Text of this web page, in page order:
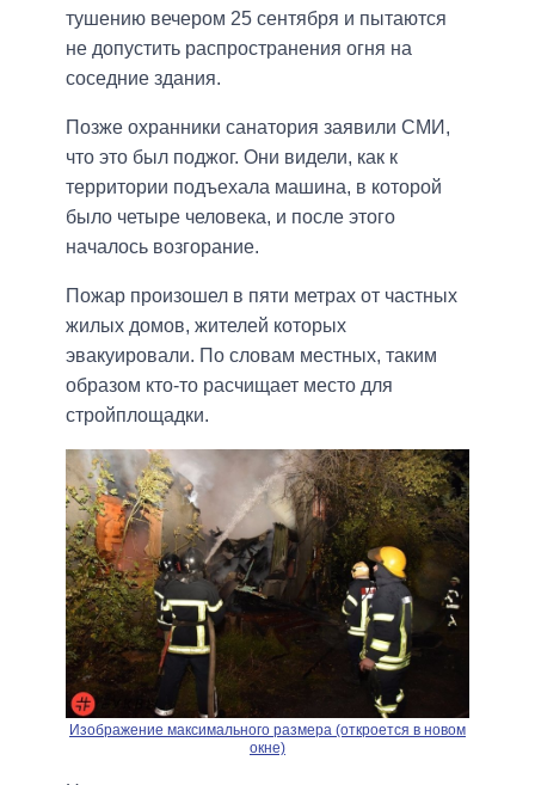
тушению вечером 25 сентября и пытаются
не допустить распространения огня на
соседние здания.
Позже охранники санатория заявили СМИ,
что это был поджог. Они видели, как к
территории подъехала машина, в которой
было четыре человека, и после этого
началось возгорание.
Пожар произошел в пяти метрах от частных
жилых домов, жителей которых
эвакуировали. По словам местных, таким
образом кто-то расчищает место для
стройплощадки.
Изображение максимального размера (откроется в новом
окне)